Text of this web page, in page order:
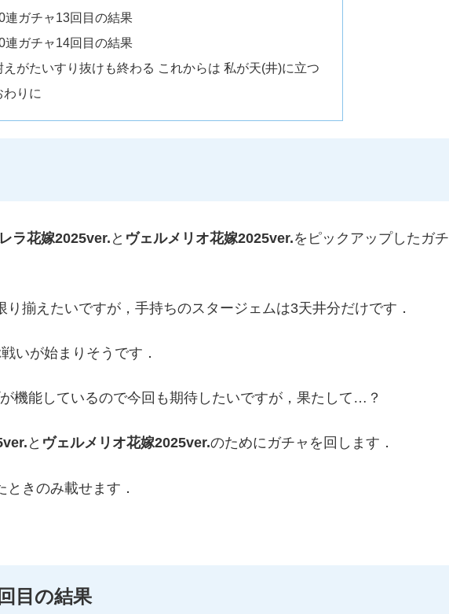
ガチャ13回目の結果
ガチャ14回目の結果
がたいすり抜けも終わる これからは 私が天(井)に立つ
りに
ラ花嫁2025ver. と ヴェルメリオ花嫁2025ver.をピックアップしたガチ
り揃えたいですが，手持ちのスタージェムは3天井分だけです．
いが始まりそうです．
機能しているので今回も期待したいですが，果たして…？
と ヴェルメリオ花嫁2025ver.のためにガチャを回します．
きのみ載せます．
目の結果